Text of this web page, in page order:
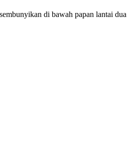
di bawah papan lantai dua